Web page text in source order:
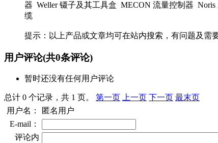
器 Weller 镊子及其工具盒 MECON 流量控制器
缆
提示：以上产品或文章均可在站内搜索，有问题及需
用户评论(共0条评论)
暂时还没有任何用户评论
总计 0 个记录，共 1 页。 第一页 上一页 下一页 最末页
用户名：
匿名用户
E-mail：
评论内